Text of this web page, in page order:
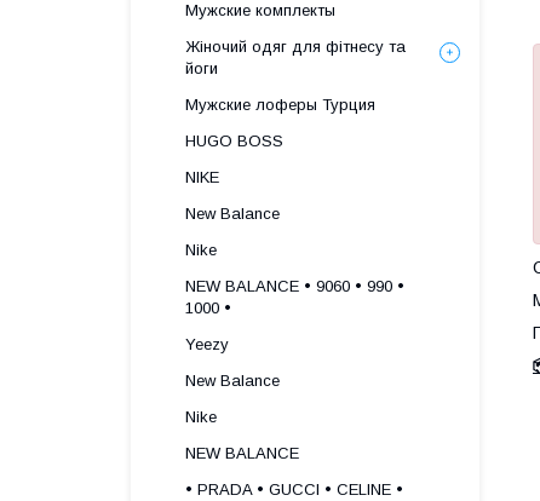
Мужские комплекты
Жіночий одяг для фітнесу та
йоги
Мужские лоферы Турция
HUGO BOSS
NIKE
New Balance
Nike
NEW BALANCE • 9060 • 990 •
1000 •
Yeezy
New Balance
Nike
NEW BALANCE
• PRADA • GUCCI • CELINE •